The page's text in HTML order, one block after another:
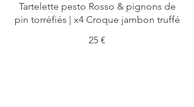
Tartelette pesto Rosso & pignons de
pin torréfiés | x4 Croque jambon truffé
25 €